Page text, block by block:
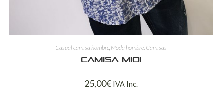
Casual camisa hombre Moda hombre Camisas
Camisa mioi
25,00€ IVA Inc.